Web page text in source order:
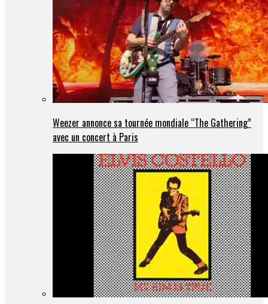
Weezer annonce sa tournée mondiale “The Gathering”
avec un concert à Paris